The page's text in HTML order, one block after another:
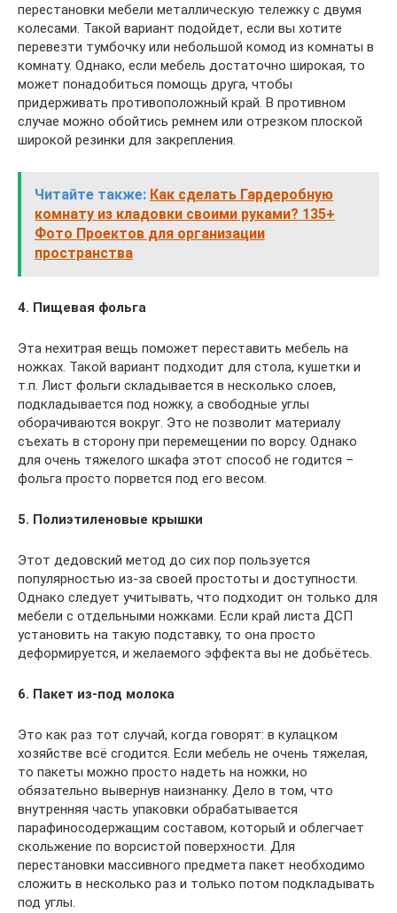
перестановки мебели металлическую тележку с двумя
колесами. Такой вариант подойдет, если вы хотите
перевезти тумбочку или небольшой комод из комнаты в
комнату. Однако, если мебель достаточно широкая, то
может понадобиться помощь друга, чтобы
придерживать противоположный край. В противном
случае можно обойтись ремнем или отрезком плоской
широкой резинки для закрепления.
Читайте также: Как сделать Гардеробную
комнату из кладовки своими руками? 135+
Фото Проектов для организации
пространства
4. Пищевая фольга
Эта нехитрая вещь поможет переставить мебель на
ножках. Такой вариант подходит для стола, кушетки и
т.п. Лист фольги складывается в несколько слоев,
подкладывается под ножку, а свободные углы
оборачиваются вокруг. Это не позволит материалу
съехать в сторону при перемещении по ворсу. Однако
для очень тяжелого шкафа этот способ не годится –
фольга просто порвется под его весом.
5. Полиэтиленовые крышки
Этот дедовский метод до сих пор пользуется
популярностью из-за своей простоты и доступности.
Однако следует учитывать, что подходит он только для
мебели с отдельными ножками. Если край листа ДСП
установить на такую подставку, то она просто
деформируется, и желаемого эффекта вы не добьётесь.
6. Пакет из-под молока
Это как раз тот случай, когда говорят: в кулацком
хозяйстве всё сгодится. Если мебель не очень тяжелая,
то пакеты можно просто надеть на ножки, но
обязательно вывернув наизнанку. Дело в том, что
внутренняя часть упаковки обрабатывается
парафиносодержащим составом, который и облегчает
скольжение по ворсистой поверхности. Для
перестановки массивного предмета пакет необходимо
сложить в несколько раз и только потом подкладывать
под углы.